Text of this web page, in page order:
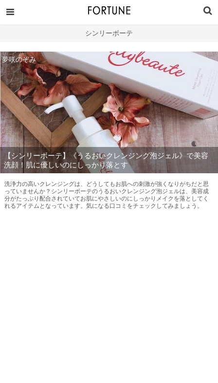
シンリーボーテ
夢咲のぞみ
【シンリーボーテ】《うるおいクレンジング泡ジェル》で美容
洗顔！肌に優しいのにしっかり落とす
洗浄力の高いクレンジングは、どうしてもお肌への刺激が強くなりがちだと思
っていませんか？シンリーボーテのうるおいクレンジング泡ジェルは、美容成
分がたっぷり配合されていてお肌にやさしいのにしっかりメイクを落としてく
れるアイテムとなっています。気になる口コミをチェックしてみましょう。